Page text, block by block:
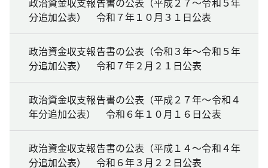
分追加公表） 令和７年１０月３１日公表
政治資金収支報告書の公表（令和３年～令和５年
分追加公表） 令和７年２月２１日公表
政治資金収支報告書の公表（平成２７年～令和４
年分追加公表） 令和６年１０月１６日公表
政治資金収支報告書の公表（平成１４～令和４年
分追加公表） 令和６年３月２２日公表